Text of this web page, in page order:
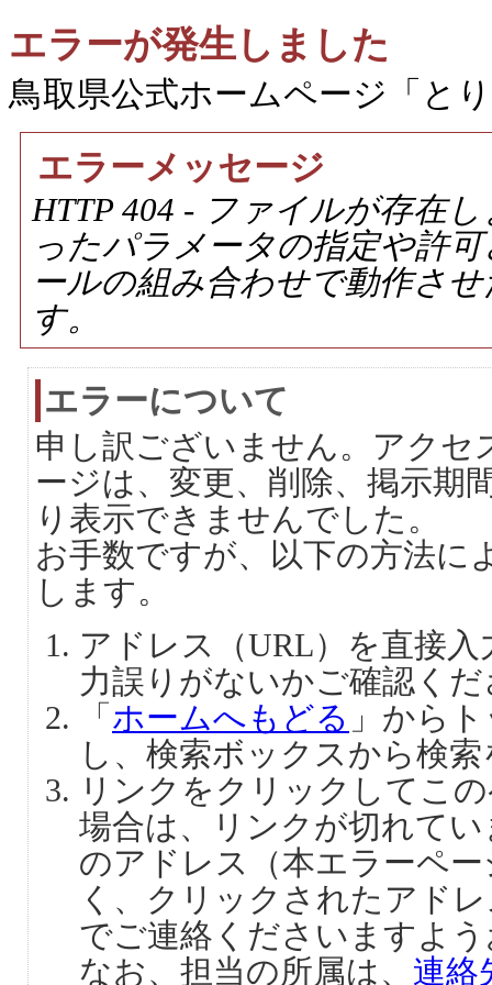
エラーが発生しました
鳥取県公式ホームページ「と
エラーメッセージ
HTTP 404 - ファイルが存在
ったパラメータの指定や許
ールの組み合わせで動作さ
す。
エラーについて
申し訳ございません。アクセ
ージは、変更、削除、掲示期
り表示できませんでした。
お手数ですが、以下の方法に
します。
アドレス（URL）を直接
力誤りがないかご確認く
「 ホームへもどる 」から
し、検索ボックスから検
リンクをクリックしてこ
場合は、リンクが切れて
のアドレス（本エラーペ
く、クリックされたアド
でご連絡くださいますよ
なお、担当の所属は、 連絡